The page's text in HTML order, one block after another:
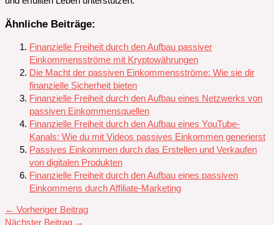
Ähnliche Beiträge:
Finanzielle Freiheit durch den Aufbau passiver
Einkommensströme mit Kryptowährungen
Die Macht der passiven Einkommensströme: Wie sie dir
finanzielle Sicherheit bieten
Finanzielle Freiheit durch den Aufbau eines Netzwerks von
passiven Einkommensquellen
Finanzielle Freiheit durch den Aufbau eines YouTube-
Kanals: Wie du mit Videos passives Einkommen generierst
Passives Einkommen durch das Erstellen und Verkaufen
von digitalen Produkten
Finanzielle Freiheit durch den Aufbau eines passiven
Einkommens durch Affiliate-Marketing
← Vorheriger Beitrag
Nächster Beitrag →